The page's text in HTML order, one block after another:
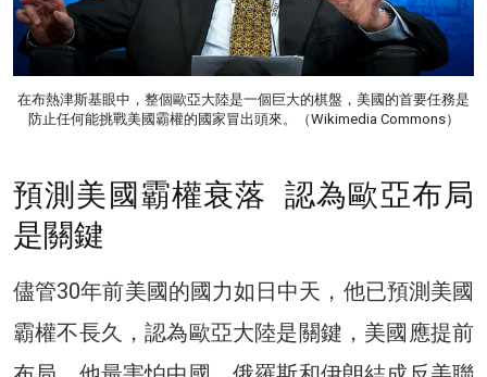
在布熱津斯基眼中，整個歐亞大陸是一個巨大的棋盤，美國的首要任務是
防止任何能挑戰美國霸權的國家冒出頭來。（Wikimedia Commons）
預測美國霸權衰落 認為歐亞布局
是關鍵
儘管30年前美國的國力如日中天，他已預測美國
霸權不長久，認為歐亞大陸是關鍵，美國應提前